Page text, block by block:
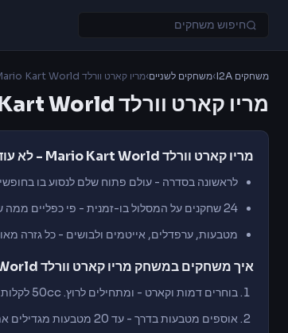
משחקים I2A ›משחקים לשניים›מריו קארט וורלד Mario Kart World
מריו קארט וורלד Mario Kart World
מריו קארט וורלד Mario Kart World - לא עוד מסלולים בלבד
לראשונה בסדרה - עולם פתוח שלם לנסוע בו
24 שחקנים על המסלול בו-זמנית - פי כפליים ממה שהכרתם! יותר כדורי בננה, יותר כוכבים, יותר כאוס
מטבעות, ערפדלים, אייטמים ולבושים - כל גזרה
איך משחקים במשחק מריו קארט וורלד Mario Kart World?
בוחרים דמות וקארט - ומתחילים לרוץ. 50cc לקלות, 100cc לבינוני, 150cc לאתגר אמיתי
אוספים מטבעות בדרך - עד 20 מטבעות מגדילים את מהירות הקארט שלכם